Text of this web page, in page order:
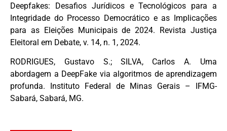
Deepfakes: Desafios Jurídicos e Tecnológicos para a
Integridade do Processo Democrático e as Implicações
para as Eleições Municipais de 2024. Revista Justiça
Eleitoral em Debate, v. 14, n. 1, 2024.
RODRIGUES, Gustavo S.; SILVA, Carlos A. Uma
abordagem a DeepFake via algoritmos de aprendizagem
profunda. Instituto Federal de Minas Gerais – IFMG-
Sabará, Sabará, MG.